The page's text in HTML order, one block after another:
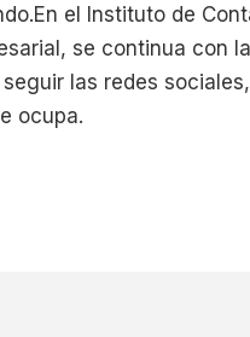
el Instituto de
se continua con la
las redes
ocupa.